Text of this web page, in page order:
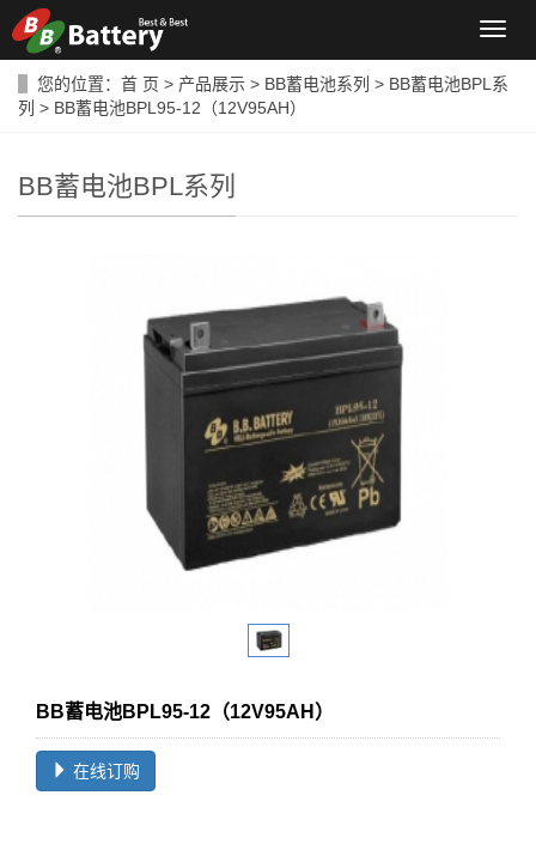
导
菜
您的位置： 首 页 > 产品展示 > BB蓄电池系列 > BB蓄电池BPL系
列 > BB蓄电池BPL95-12（12V95AH）
BB蓄电池BPL系列
BB蓄电池BPL95-12（12V95AH）
在线订购